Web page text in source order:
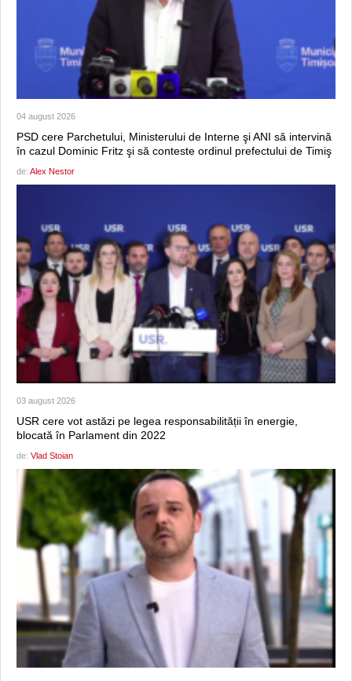
04 august 2026
PSD cere Parchetului, Ministerului de Interne şi ANI să intervină
în cazul Dominic Fritz şi să conteste ordinul prefectului de Timiş
de: Alex Nestor
03 august 2026
USR cere vot astăzi pe legea responsabilității în energie,
blocată în Parlament din 2022
de: Vlad Stoian